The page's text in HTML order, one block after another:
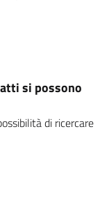
si possono
di ricercare